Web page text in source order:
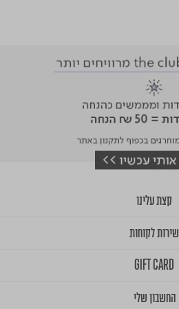
קצת עלינו
שירות לקוחות
GIFT CARD
החשבון שלי